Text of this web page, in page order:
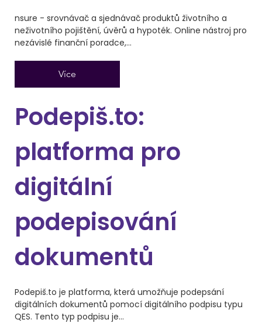
nsure - srovnávač a sjednávač produktů životního a
neživotního pojištění, úvěrů a hypoték. Online nástroj pro
nezávislé finanční poradce,...
Více
Podepiš.to je platforma, která umožňuje podepsání
digitálních dokumentů pomocí digitálního podpisu typu
QES. Tento typ podpisu je...
Podepiš.to:
platforma pro
digitální
podepisování
dokumentů